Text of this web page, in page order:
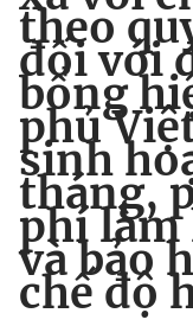
theo
đối với
bổng
phủ
sinh
tháng,
phí làm
và bảo
chế độ